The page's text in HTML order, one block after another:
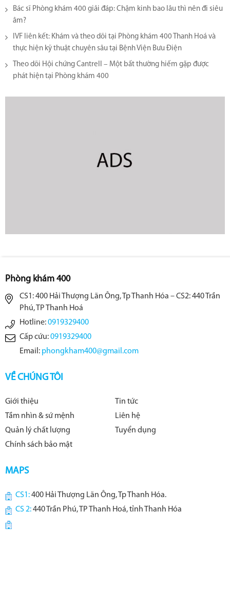
Bác sĩ Phòng khám 400 giải đáp: Chậm kinh bao lâu thì nên đi siêu
âm?
IVF liên kết: Khám và theo dõi tại Phòng khám 400 Thanh Hoá và
thực hiện kỹ thuật chuyên sâu tại Bệnh Viện Bưu Điện
Theo dõi Hội chứng Cantrell – Một bất thường hiếm gặp được
phát hiện tại Phòng khám 400
Phòng khám 400
CS1: 400 Hải Thượng Lãn Ông, Tp Thanh Hóa – CS2: 440 Trần
Phú, TP Thanh Hoá
Hotline:0919329400
Cấp cứu:0919329400
Email: phongkham400@gmail.com
VỀ CHÚNG TÔI
Giới thiệu
Tin tức
Tầm nhìn & sứ mệnh
Liên hệ
Quản lý chất lượng
Tuyển dụng
Chính sách bảo mật
MAPS
CS1:400 Hải Thượng Lãn Ông, Tp Thanh Hóa.
CS 2:440 Trần Phú, TP Thanh Hoá, tỉnh Thanh Hóa